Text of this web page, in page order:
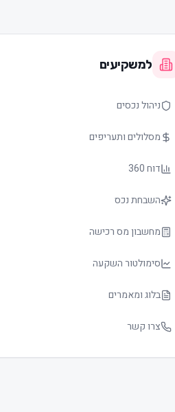
למשקיעים
ניהול נכסים
מסלולים ותעריפים
דוח 360
השבחת נכס
מחשבון מס רכישה
סימולטור השקעה
בלוג ומאמרים
צרו קשר